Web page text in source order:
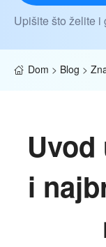
Upišite što želite i
Dom > Blog >
i